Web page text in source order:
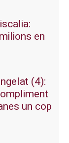
en
(4):
un cop